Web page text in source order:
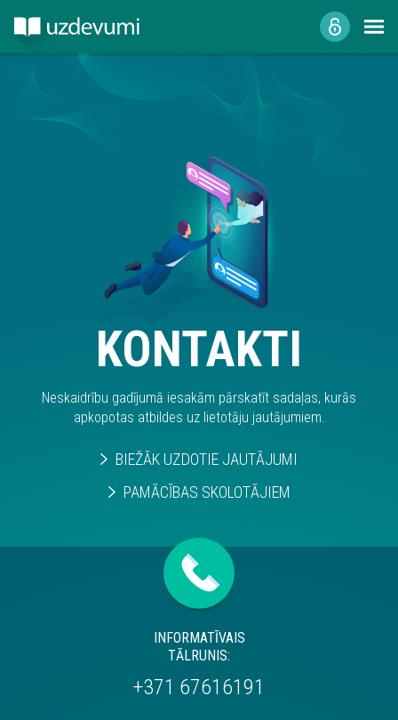
KONTAKTI
Neskaidrību gadījumā iesakām pārskatīt sadaļas, kurās
apkopotas atbildes uz lietotāju jautājumiem.
BIEŽĀK UZDOTIE JAUTĀJUMI
PAMĀCĪBAS SKOLOTĀJIEM
INFORMATĪVAIS
TĀLRUNIS:
+371 67616191